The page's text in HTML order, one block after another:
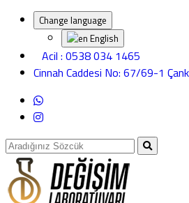
Change language
English
Acil : 0538 034 1465
Cinnah Caddesi No: 67/69-1